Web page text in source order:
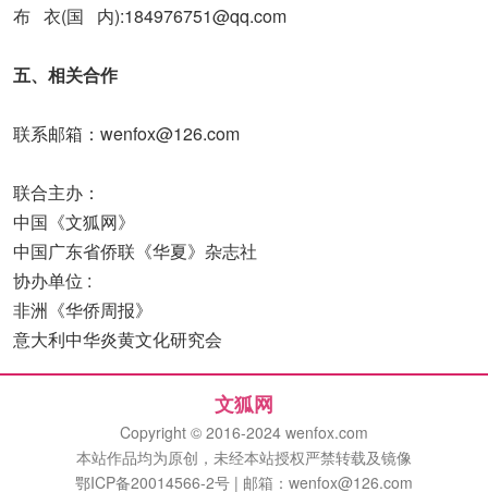
布 衣(国 内):184976751@qq.com
五、相关合作
联系邮箱：wenfox@126.com
联合主办：
中国《文狐网》
中国广东省侨联《华夏》杂志社
协办单位 :
非洲《华侨周报》
意大利中华炎黄文化研究会
文狐网
Copyright © 2016-2024 wenfox.com
本站作品均为原创，未经本站授权严禁转载及镜像
鄂ICP备20014566-2号 | 邮箱：wenfox@126.com